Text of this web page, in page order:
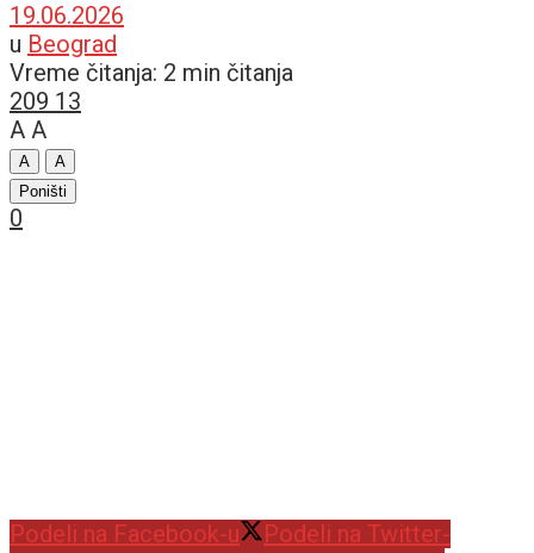
19.06.2026
u Beograd
Vreme čitanja: 2 min čitanja
209 13
A A
A
A
Poništi
0
Podeli na Facebook-u
Podeli na Twitter-